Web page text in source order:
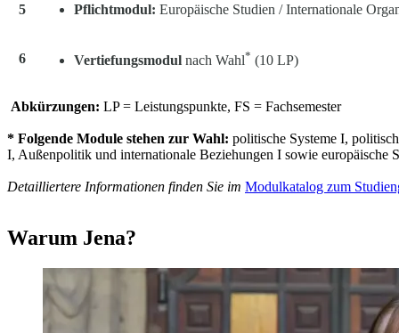
5 Pflichtmodul: Europäische Studien / Internationale
6 Vertiefungsmodul nach Wahl* (10 LP)
Abkürzungen: LP = Leistungspunkte, FS = Fachsemester
* Folgende Module stehen zur Wahl: politische Systeme I,
I, Außenpolitik und internationale Beziehungen I sowie europäische
Detailliertere Informationen finden Sie im Modulkatalog zum
Warum Jena?